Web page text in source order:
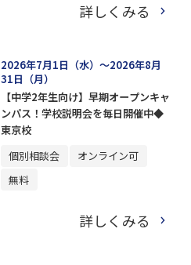
詳しくみる
2026年7月1日（水）～2026年8月
31日（月）
【中学2年生向け】早期オープンキャ
ンパス！学校説明会を毎日開催中◆
東京校
個別相談会
オンライン可
無料
詳しくみる